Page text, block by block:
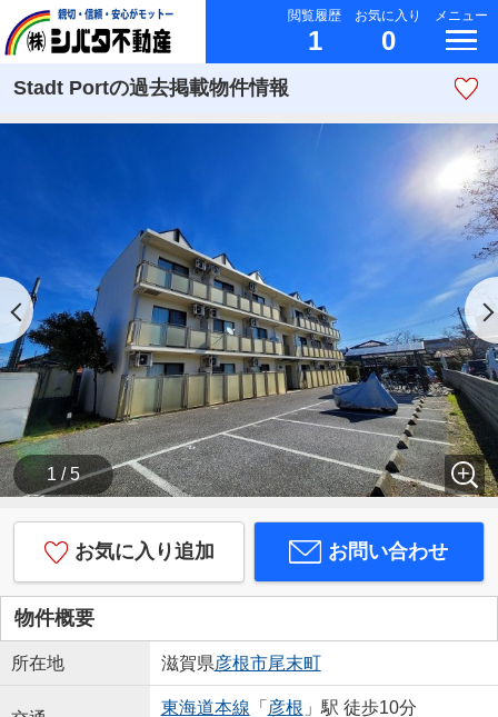
閲覧履歴
1
お気に入り
0
メニュー
Stadt Portの過去掲載物件情報
1 / 5
お気に入り追加 お問い合わせ
物件概要
所在地 滋賀県彦根市尾末町
東海道本線 「 彦根 」駅 徒歩10分